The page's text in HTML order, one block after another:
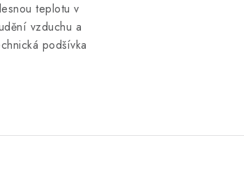
teplotu v
vzduchu a
podšívka